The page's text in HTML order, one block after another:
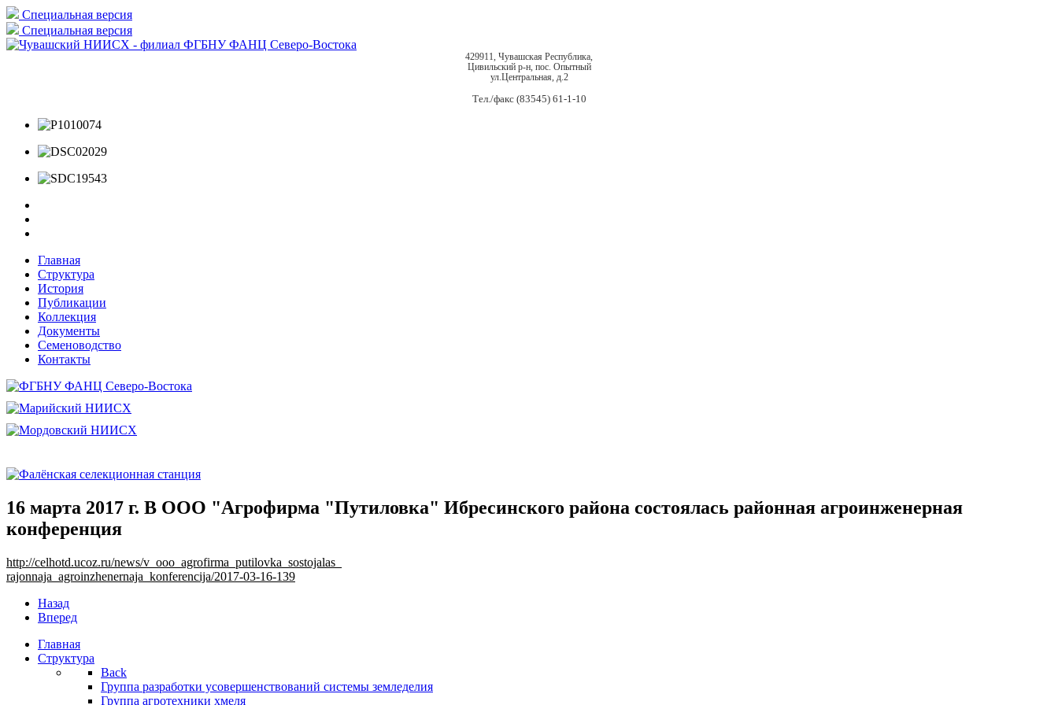
Специальная версия
Специальная версия
429911, Чувашская Республика,
Цивильский р-н, пос. Опытный
ул.Центральная, д.2
Тел./факс (83545) 61-1-10
Главная
Структура
История
Публикации
Коллекция
Документы
Семеноводство
Контакты
16 марта 2017 г. В ООО "Агрофирма "Путиловка" Ибресинского района состоялась районная агроинженерная
конференция
http://celhotd.ucoz.ru/news/v_ooo_agrofirma_putilovka_sostojalas_
rajonnaja_agroinzhenernaja_konferencija/2017-03-16-139
Назад
Вперед
Главная
Структура
Back
Группа разработки усовершенствований системы земледелия
Группа агротехники хмеля